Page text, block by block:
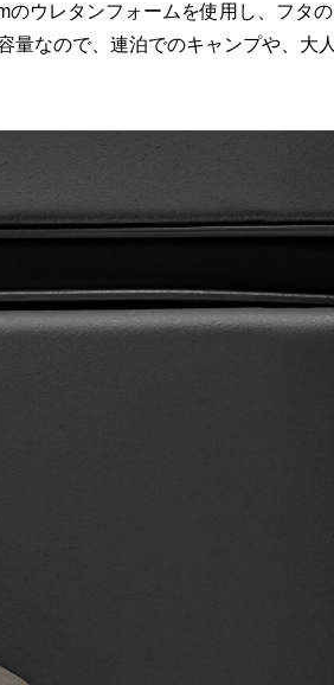
ウレタンフォームを使用し、フタの
量なので、連泊でのキャンプや、大